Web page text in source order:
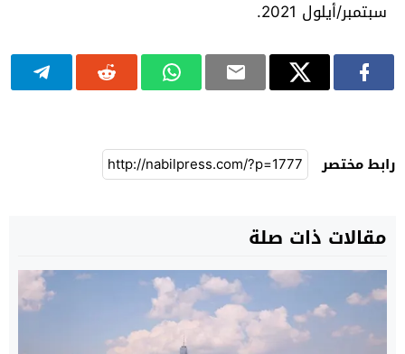
سبتمبر/أيلول 2021.
رابط مختصر
مقالات ذات صلة